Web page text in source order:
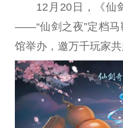
12月20日，《仙
——“仙剑之夜”定档马
馆举办，邀万千玩家共